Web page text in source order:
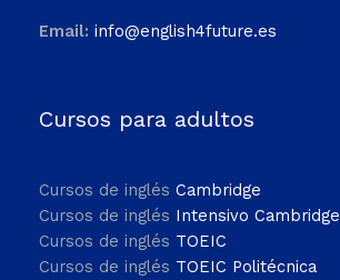
Email: info@english4future.es
Cursos para adultos
Cursos de inglés Cambridge
Cursos de inglés Intensivo Cambridge
Cursos de inglés TOEIC
Cursos de inglés TOEIC Politécnica